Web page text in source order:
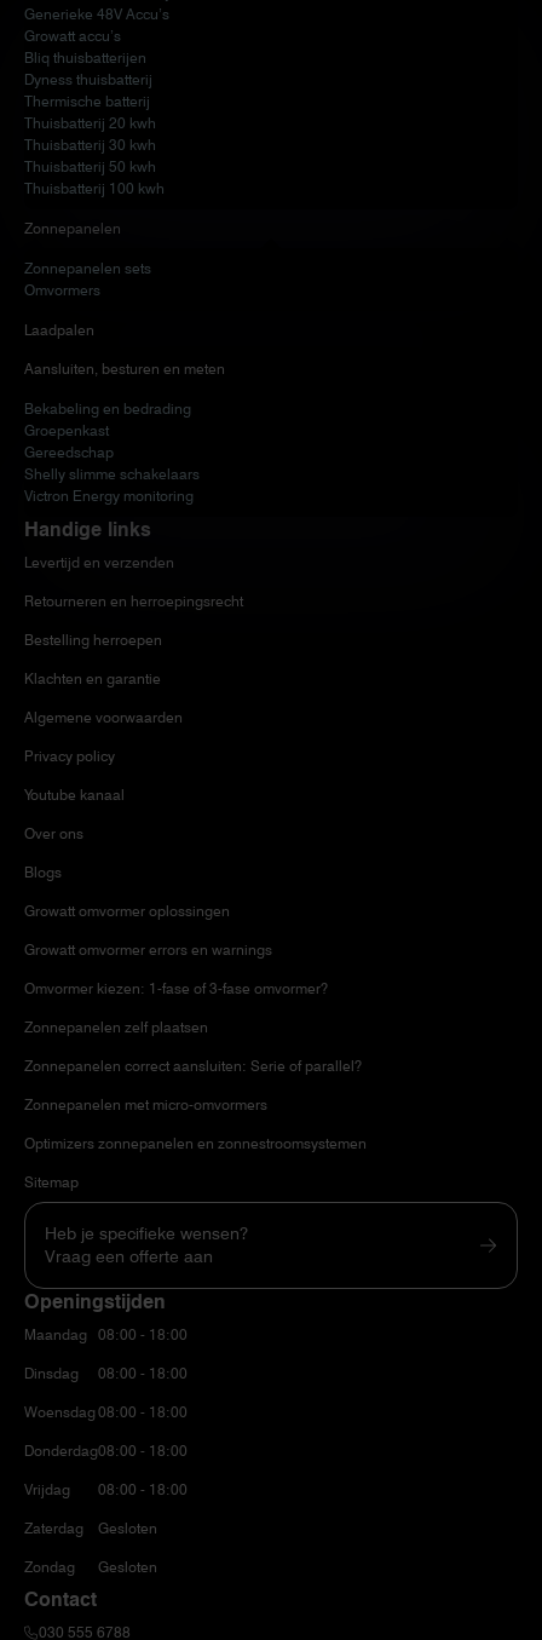
Generieke 48V Accu’s
Growatt accu’s
Bliq thuisbatterijen
Dyness thuisbatterij
Thermische batterij
Thuisbatterij 20 kwh
Thuisbatterij 30 kwh
Thuisbatterij 50 kwh
Thuisbatterij 100 kwh
Zonnepanelen
Zonnepanelen sets
Omvormers
Laadpalen
Aansluiten, besturen en meten
Bekabeling en bedrading
Groepenkast
Gereedschap
Shelly slimme schakelaars
Victron Energy monitoring
Handige links
Levertijd en verzenden
Retourneren en herroepingsrecht
Bestelling herroepen
Klachten en garantie
Algemene voorwaarden
Privacy policy
Youtube kanaal
Over ons
Blogs
Growatt omvormer oplossingen
Growatt omvormer errors en warnings
Omvormer kiezen: 1-fase of 3-fase omvormer?
Zonnepanelen zelf plaatsen
Zonnepanelen correct aansluiten: Serie of parallel?
Zonnepanelen met micro-omvormers
Optimizers zonnepanelen en zonnestroomsystemen
Sitemap
Heb je specifieke wensen?
Vraag een offerte aan
Openingstijden
Maandag
Dinsdag
Woensdag
Donderdag
Vrijdag
Zaterdag
Zondag
08:00 - 18:00
08:00 - 18:00
08:00 - 18:00
08:00 - 18:00
08:00 - 18:00
Gesloten
Gesloten
Contact
030 555 6788